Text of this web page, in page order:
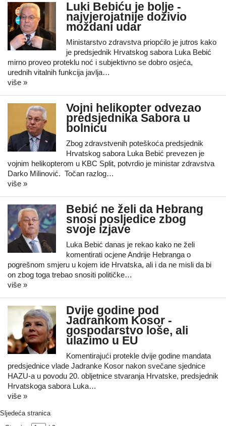
Luki Bebiću je bolje -
najvjerojatnije doživio
moždani udar
Ministarstvo zdravstva priopćilo je jutros kako
je predsjednik Hrvatskog sabora Luka Bebić
mirno proveo proteklu noć i subjektivno se dobro osjeća,
urednih vitalnih funkcija javlja…
više »
Vojni helikopter odvezao
predsjednika Sabora u
bolnicu
Zbog zdravstvenih poteškoća predsjednik
Hrvatskog sabora Luka Bebić prevezen je
vojnim helikopterom u KBC Split, potvrdio je ministar zdravstva
Darko Milinović. Točan razlog…
više »
Bebić ne želi da Hebrang
snosi posljedice zbog
svoje izjave
Luka Bebić danas je rekao kako ne želi
komentirati ocjene Andrije Hebranga o
pogrešnom smjeru u kojem ide Hrvatska, ali i da ne misli da bi
on zbog toga trebao snositi političke…
više »
Dvije godine pod
Jadrankom Kosor -
gospodarstvo loše, ali
ulazimo u EU
Komentirajući protekle dvije godine mandata
predsjednice vlade Jadranke Kosor nakon svečane sjednice
HAZU-a u povodu 20. obljetnice stvaranja Hrvatske, predsjednik
Hrvatskoga sabora Luka…
više »
Sljedeća stranica